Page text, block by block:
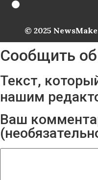
© 2025
Сообщить
Текст,
нашим
Ваш